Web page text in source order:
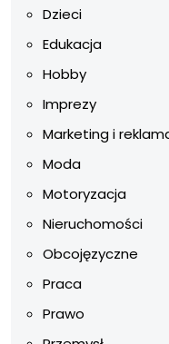
Dzieci
Edukacja
Hobby
Imprezy
Marketing i
Moda
Motoryzacja
Nieruchomości
Obcojęzyczne
Praca
Prawo